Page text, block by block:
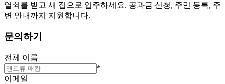
열쇠를 받고 새 집으로 입주하세요. 공과금 신청, 주민 등록, 주
변 안내까지 지원합니다.
문의하기
전체 이름
*
이메일